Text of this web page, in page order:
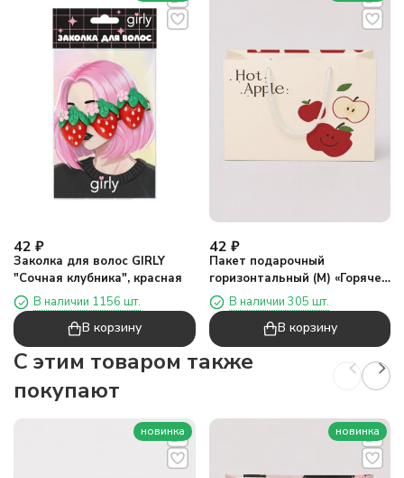
42 ₽
Заколка для волос GIRLY
"Сочная клубника", красная
В наличии 1156 шт.
В корзину
42 ₽
Пакет подарочный
горизонтальный (М) «Горячее
яблоко три», бежевый
(25,4*20*9,5)
В наличии 305 шт.
В корзину
C этим товаром также
покупают
новинка новинка